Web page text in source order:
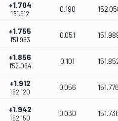
+1.704
1'51.912
0.190
+1.755
1'51.963
0.051
+1.856
1'52.064
0.101
+1.912
1'52.120
0.056 151.776
+1.942
1'52.150
0.030